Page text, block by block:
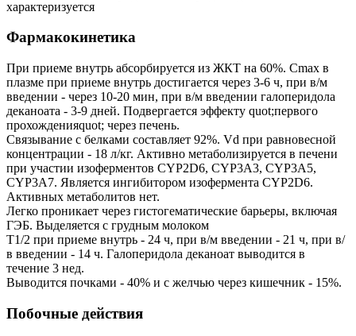
характеризуется
Фармакокинетика
При приеме внутрь абсорбируется из ЖКТ на 60%. Cmax в
плазме при приеме внутрь достигается через 3-6 ч, при в/м
введении - через 10-20 мин, при в/м введении галоперидола
деканоата - 3-9 дней. Подвергается эффекту quot;первого
прохожденияquot; через печень.
Связывание с белками составляет 92%. Vd при равновесной
концентрации - 18 л/кг. Активно метаболизируется в печени
при участии изоферментов CYP2D6, CYP3A3, CYP3A5,
CYP3A7. Является ингибитором изофермента CYP2D6.
Активных метаболитов нет.
Легко проникает через гистогематические барьеры, включая
ГЭБ. Выделяется с грудным молоком
T1/2 при приеме внутрь - 24 ч, при в/м введении - 21 ч, при в/
в введении - 14 ч. Галоперидола деканоат выводится в
течение 3 нед.
Выводится почками - 40% и с желчью через кишечник - 15%.
Побочные действия